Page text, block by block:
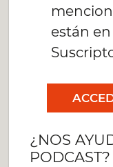
están
¿NOS